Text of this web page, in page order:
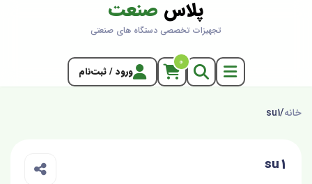
پلاس صنعت
تجهیزات تخصصی دستگاه های صنعتی
0
ورود / ثبت‌نام
خانه/
su1
su1